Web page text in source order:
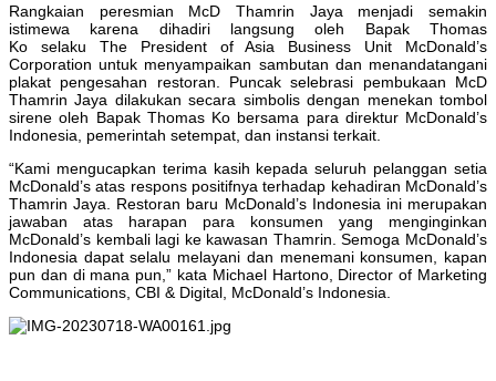
Rangkaian peresmian McD Thamrin Jaya menjadi semakin
istimewa karena dihadiri langsung oleh Bapak Thomas
Ko selaku The President of Asia Business Unit McDonald’s
Corporation untuk menyampaikan sambutan dan menandatangani
plakat pengesahan restoran. Puncak selebrasi pembukaan McD
Thamrin Jaya dilakukan secara simbolis dengan menekan tombol
sirene oleh Bapak Thomas Ko bersama para direktur McDonald’s
Indonesia, pemerintah setempat, dan instansi terkait.
“Kami mengucapkan terima kasih kepada seluruh pelanggan setia
McDonald’s atas respons positifnya terhadap kehadiran McDonald’s
Thamrin Jaya. Restoran baru McDonald’s Indonesia ini merupakan
jawaban atas harapan para konsumen yang menginginkan
McDonald’s kembali lagi ke kawasan Thamrin. Semoga McDonald’s
Indonesia dapat selalu melayani dan menemani konsumen, kapan
pun dan di mana pun,” kata Michael Hartono, Director of Marketing
Communications, CBI & Digital, McDonald’s Indonesia.